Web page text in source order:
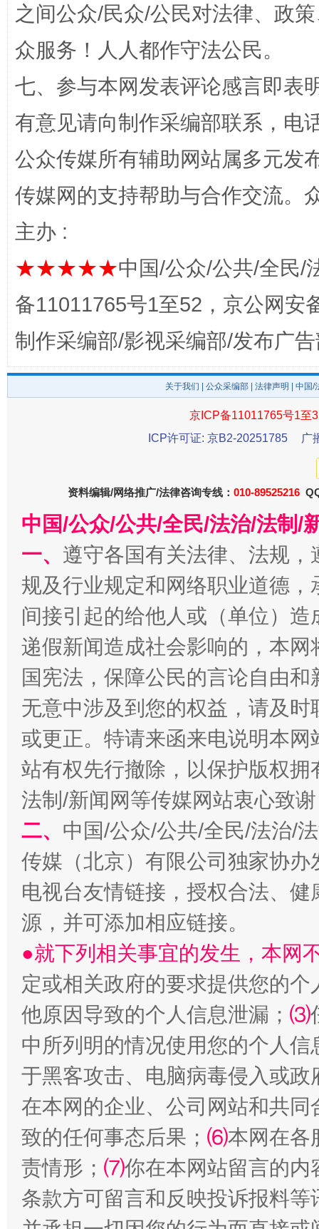
“蜀中异人”王建安的艺术幻境
东山县通报“牛蛙产品抗生素超标问题” 法
揭开“小金库”的免责幌子
受贿1.44亿！段成刚被判无期 从幼
全民健身五年计划来了！等你上场
之间公众/民众/公民对法律、政
众服务！人人都作守法公民。
七、参与本网发表评论感言即表
有意见请向制作采编部联系，电
公众传媒所有辅助网站属多元发
传媒网的支持帮助与合作交流。
主办 :
★★★★★中国/公众/公共/全民/
备11011765号1至52，京公网安
制作采编部/影视采编部/发布广
关于我们 公众采编部 法律声明 | 中国
京ICP备11011765号1至
ICP许可证: 京B2-20251785
广
资料编辑/网络推广/法律咨询专线： 010-89525216
中国/公众/公共/全民/法治/法制/
一、 遵守各国有关法律、法规
规及行业规定和网络职业道德
间接引起的给他人或（单位）
递假新闻造成社会影响的，本
国宪法，保障公民的言论自由
无意中涉及到您的权益，请及
或更正。特请来函来电说明本
站有权先行撤除，以保护版权
法制/新闻网等传媒网站衷心致
二、 中国/公众/公共/全民/法治/
传媒（北京）有限公司独家协
电视台友情链接，授权合法、
源，并可添加相应链接。
●就下列相关事宜的发生，本网
定或相关政府的要求提供您的个
他原因导致的个人信息泄漏； ⑶
中所列明的情况使用您的个人
于黑客攻击、电脑病毒侵入或
在本网的企业、公司网站和共
致的任何事态后果； ⑹本网在各
责情形； ⑺你在本网站留言的内
条款方可留言和反映投诉报料